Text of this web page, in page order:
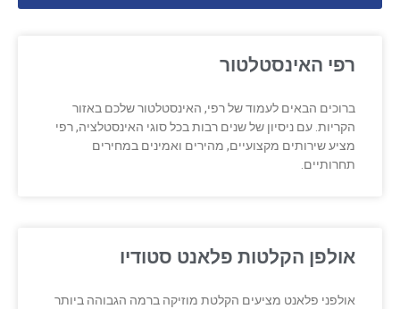
רפי האינסטלטור
ברוכים הבאים לעמוד של רפי, האינסטלטור שלכם באזור
הקריות. עם ניסיון של שנים רבות בכל סוגי האינסטלציה, רפי
מציע שירותים מקצועיים, מהירים ואמינים במחירים
תחרותיים.
אולפן הקלטות פלאנט סטודיו
אולפני פלאנט מציעים הקלטת מוזיקה ברמה הגבוהה ביותר